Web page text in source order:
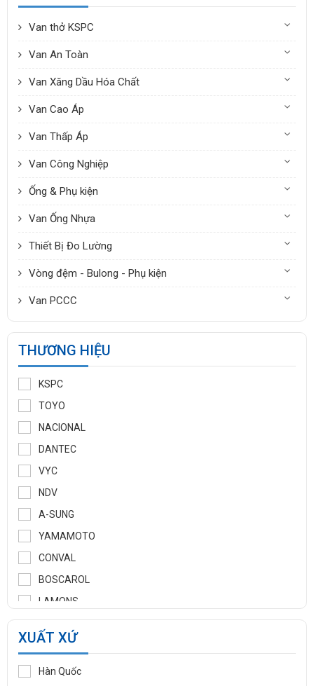
Van thở KSPC
Van An Toàn
Van Xăng Dầu Hóa Chất
Van Cao Áp
Van Thấp Áp
Van Công Nghiệp
Ống & Phụ kiện
Van Ống Nhựa
Thiết Bị Đo Lường
Vòng đệm - Bulong - Phụ kiện
Van PCCC
THƯƠNG HIỆU
KSPC
TOYO
NACIONAL
DANTEC
VYC
NDV
A-SUNG
YAMAMOTO
CONVAL
BOSCAROL
LAMONS
MANNTEK
KLINGER
WOOJU GASPACK
XUẤT XỨ
Hàn Quốc